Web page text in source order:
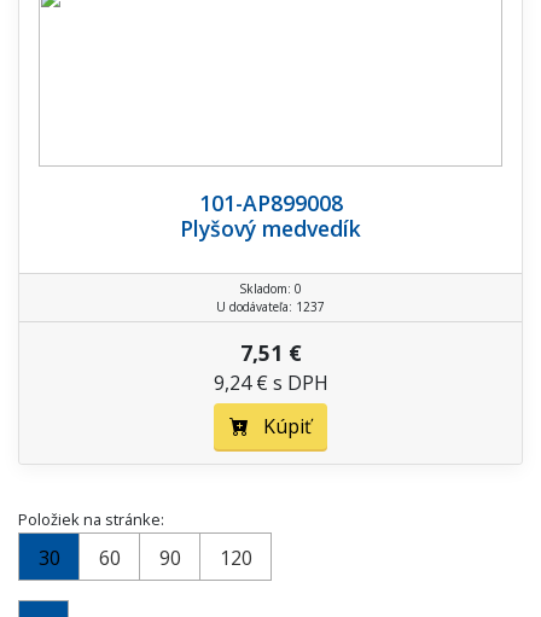
101-AP899008
Plyšový medvedík
Skladom: 0
U dodávateľa: 1237
7,51 €
9,24 € s DPH
Kúpiť
Položiek na stránke:
30 60 90 120